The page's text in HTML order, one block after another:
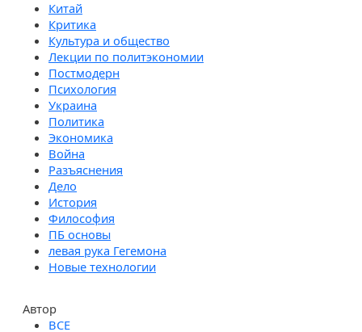
Китай
Критика
Культура и общество
Лекции по политэкономии
Постмодерн
Психология
Украина
Политика
Экономика
Война
Разъяснения
Дело
История
Философия
ПБ основы
левая рука Гегемона
Новые технологии
Автор